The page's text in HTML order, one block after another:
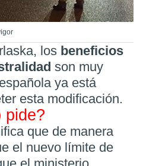
los beneficios
son muy
ya está
esta modificación.
pide?
que de manera
el nuevo límite de